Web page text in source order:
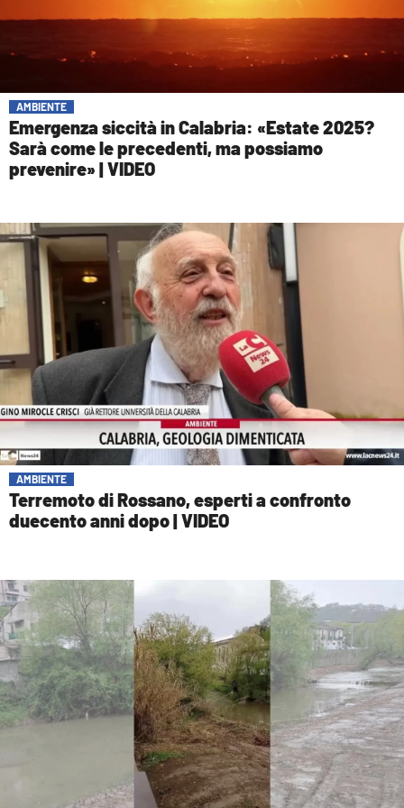
AMBIENTE
Emergenza siccità in Calabria: «Estate 2025?
Sarà come le precedenti, ma possiamo
prevenire» | VIDEO
AMBIENTE
Terremoto di Rossano, esperti a confronto
duecento anni dopo | VIDEO